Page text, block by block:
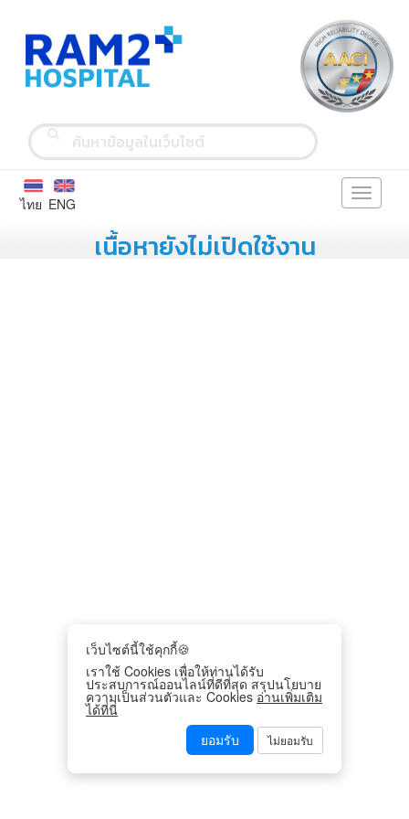
เว็บไซต์นี้ใช้คุกกี้🍪
เราใช้ Cookies เพื่อให้ท่านได้รับ
ประสบการณ์ออนไลน์ที่ดีที่สุด สรุปนโยบาย
ความเป็นส่วนตัวและ Cookies อ่านเพิ่มเติม
ได้ที่นี่
ยอมรับ
ไม่ยอมรับ
ENG
ไทย
Toggle
เนื้อหายังไม่เปิดใช้งาน